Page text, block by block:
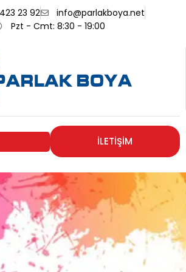
23 92
info@parlakboya.net
Pzt - Cmt: 8:30 - 19:00
İLETİŞİM